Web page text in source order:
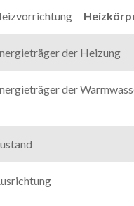
der Heizung
der